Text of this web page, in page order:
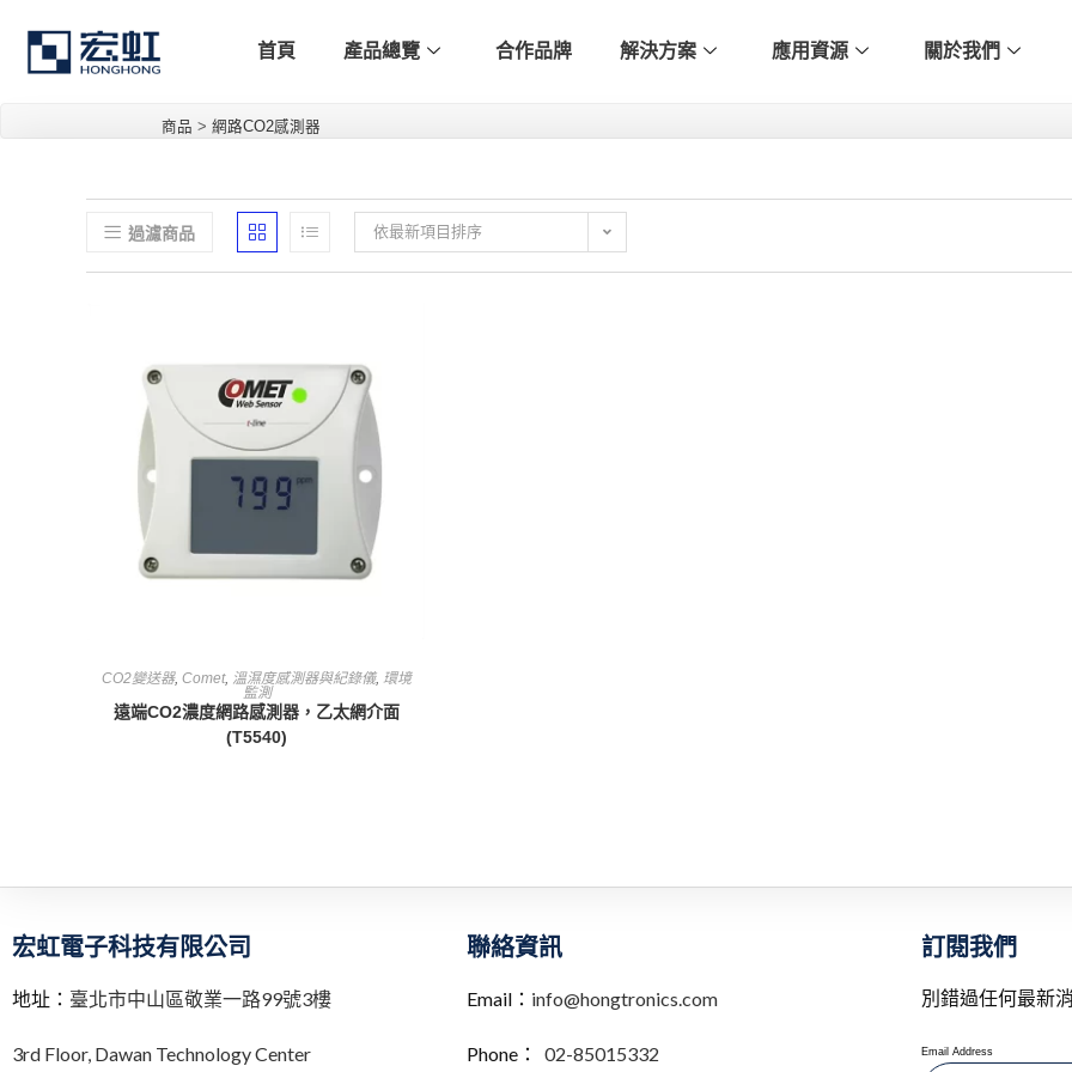
首頁 產品總覽 合作品牌 解決方案 應用資源 關於我們
商品 >網路CO2感測器
過濾商品 依最新項目排序
查看內容
CO2變送器, Comet, 溫濕度感測器與紀錄儀, 環境
監測
遠端CO2濃度網路感測器，乙太網介面
(T5540)
宏虹電子科技有限公司
地址： 臺北市中山區敬業一路99號3樓
3rd Floor, Dawan Technology Center
聯絡資訊
Email： info@hongtronics.com
Phone： 02-85015332
訂閱我們
別錯過任何最新
Email Address